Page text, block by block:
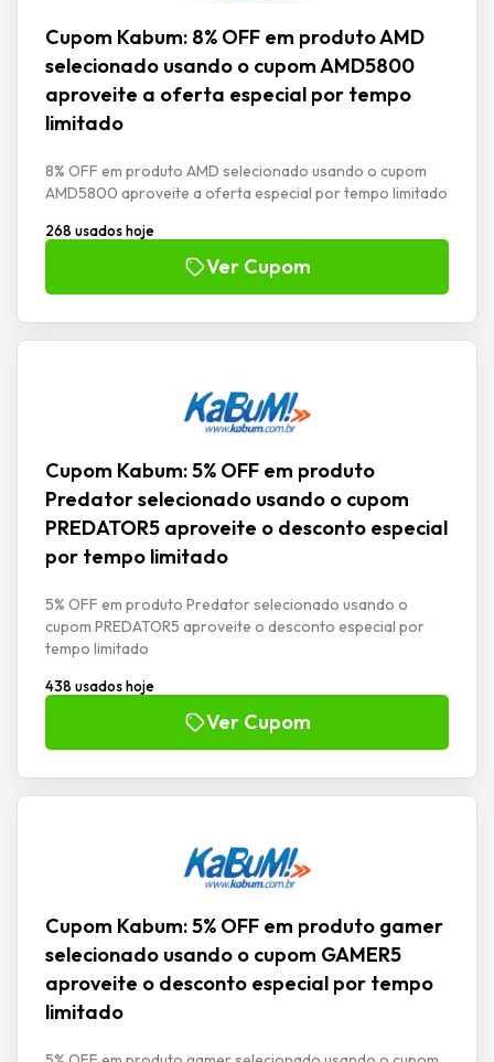
Cupom Kabum: 8% OFF em produto AMD
selecionado usando o cupom AMD5800
aproveite a oferta especial por tempo
limitado
8% OFF em produto AMD selecionado usando o cupom
AMD5800 aproveite a oferta especial por tempo limitado
268 usados hoje
Ver Cupom
Cupom Kabum: 5% OFF em produto
Predator selecionado usando o cupom
PREDATOR5 aproveite o desconto especial
por tempo limitado
5% OFF em produto Predator selecionado usando o
cupom PREDATOR5 aproveite o desconto especial por
tempo limitado
438 usados hoje
Ver Cupom
Cupom Kabum: 5% OFF em produto gamer
selecionado usando o cupom GAMER5
aproveite o desconto especial por tempo
limitado